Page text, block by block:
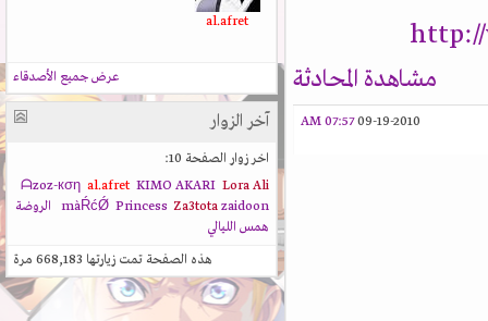
مشاهدة المحادثة
09-19-2010
07:57 AM
al.afret
عرض جميع الأصدقاء
آخر الزوار
اخر زوار الصفحة 10:
ᗩzoz-кση
al.afret KIMO AKARI
Lora Ali
màŔćǾ
Princess Za3totazaidoon
الروضة
همس الليالي
هذه الصفحة تمت زيارتها668,183مرة